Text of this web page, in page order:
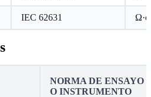
IEC 62631
NORMA DE ENSAYO
O INSTRUMENTO